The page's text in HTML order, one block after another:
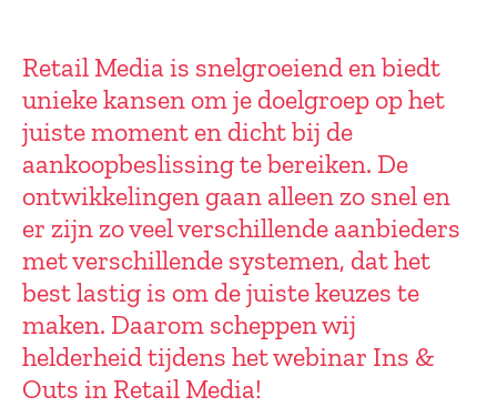
Retail Media is snelgroeiend en biedt
unieke kansen om je doelgroep op het
juiste moment en dicht bij de
aankoopbeslissing te bereiken. De
ontwikkelingen gaan alleen zo snel en
er zijn zo veel verschillende aanbieders
met verschillende systemen, dat het
best lastig is om de juiste keuzes te
maken. Daarom scheppen wij
helderheid tijdens het webinar Ins &
Outs in Retail Media!